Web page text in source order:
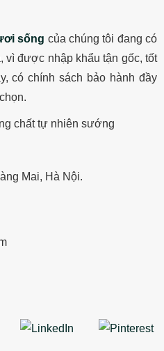
sống của chúng tôi đang có
vì được nhập khẩu tận gốc, tốt
có chính sách bảo hành đầy
chất tự nhiên sướng
Mai, Hà Nội.